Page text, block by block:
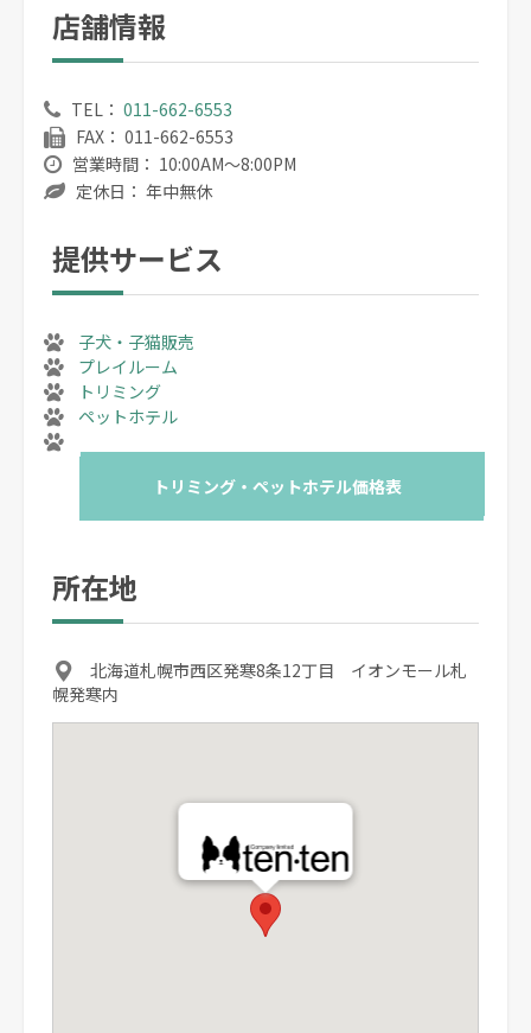
店舗情報
TEL：011-662-6553
FAX：011-662-6553
営業時間： 10:00AM～8:00PM
定休日：年中無休
提供サービス
子犬・子猫販売
プレイルーム
トリミング
ペットホテル
トリミング・ペットホテル価格表
所在地
北海道札幌市西区発寒8条12丁目 イオンモール札
幌発寒内